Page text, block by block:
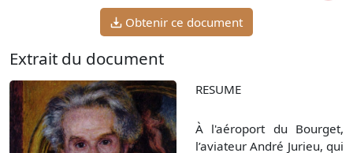
Obtenir ce document
Extrait du document
RESUME
À l'aéroport du Bourget,
l’aviateur André Jurieu, qui